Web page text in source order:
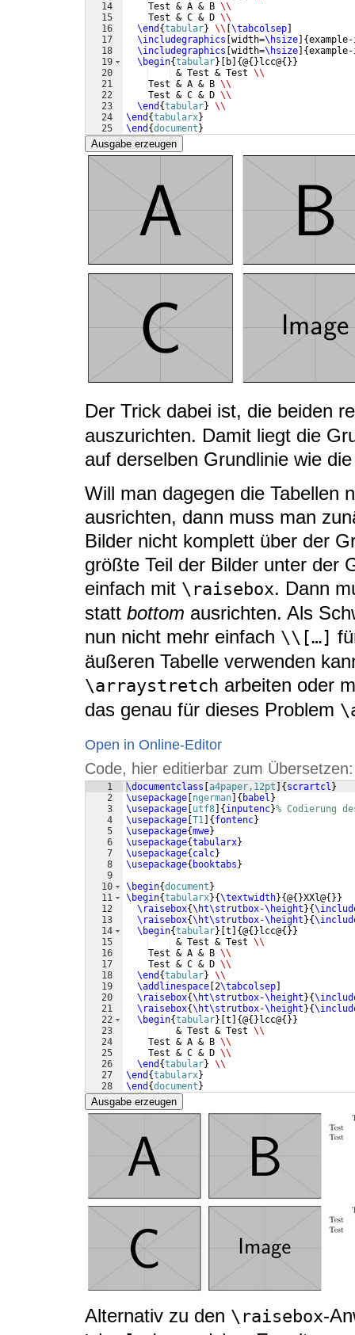
14
15
16
17
18
19
20
21
22
23
24
25
    Test & A & B
\\
    Test & C & D
\\
\end {tabular} \\ \tabcolsep
\includegraphics width=\hsize {
\includegraphics width=\hsize {example-
\begin{tabular} b {@{ } lcc@{ }}
& Test & Test \\
    Test & A & B
\\
    Test & C & D
\\
\end {tabular} \\
\end {tabularx}
\end {document }
Ausgabe erzeugen
Der Trick dabei ist, die beiden
auszurichten. Damit liegt die
auf derselben Grundlinie wie
Will man dagegen die Tabellen
ausrichten, dann muss man
Bilder nicht komplett über der
größte Teil der Bilder unter der
einfach mit \raisebox. Dann
statt bottom ausrichten. Als
nun nicht mehr einfach \\[…]
äußeren Tabelle verwenden
\arraystretch arbeiten oder
das genau für dieses Problem
Open in Online-Editor
Code, hier editierbar zum Übersetzen:
1
2
3
4
5
6
7
8
9
10
11
12
13
14
15
16
17
18
19
20
21
22
23
24
25
26
27
28
\documentclass a4paper,12pt { scrartcl }
\usepackage ngerman { babel }
\usepackage utf8 { inputenc}% Codierung
\usepackage T1 { fontenc}
\usepackage{mwe}
\usepackage{tabularx}
\usepackage{ calc}
\usepackage{ booktabs }
\begin{document }
\begin{tabularx}{\textwidth}{@{ }XXl@{ }}
\raisebox{\ht\strutbox-\height }{
\raisebox{\ht\strutbox-\height }{
\begin{tabular} t {@{ } lcc@{ }}
& Test & Test \\
    Test & A & B
\\
    Test & C & D
\\
\end {tabular} \\
\addlinespace 2\tabcolsep
\raisebox{\ht\strutbox-\height }{
\raisebox{\ht\strutbox-\height }{
\begin{tabular} t {@{ } lcc@{ }}
& Test & Test \\
    Test & A & B
\\
    Test & C & D
\\
\end {tabular} \\
\end {tabularx}
\end {document }
Ausgabe erzeugen
Alternativ zu den \raisebox-